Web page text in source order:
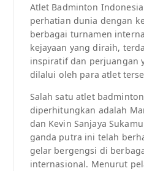
Atlet Badminton
perhatian dunia dengan
berbagai turnamen
kejayaan yang diraih,
inspiratif dan perjuangan
dilalui oleh para atlet
Salah satu atlet
diperhitungkan adalah
dan Kevin Sanjaya
ganda putra ini telah
gelar bergengsi di
internasional. Menurut